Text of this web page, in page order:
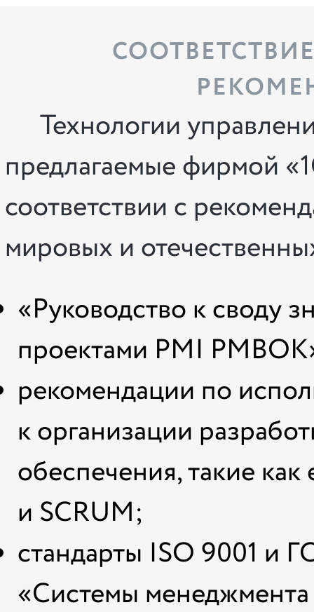
Технологии
предлагаемые фирмой
соответствии с
мировых и
«Руководство к своду
проектами PMI
рекомендации по
к организации
обеспечения, такие
и SCRUM;
стандарты ISO 9001 и
«Системы менеджмента